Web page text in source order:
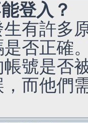
登入？
有許多
是否正確
號是否
而他們